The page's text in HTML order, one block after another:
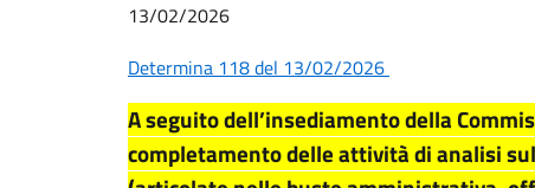
13/02/2026
Determina 118 del 13/02/2026
A seguito dell’insediamento della
completamento delle attività di analisi